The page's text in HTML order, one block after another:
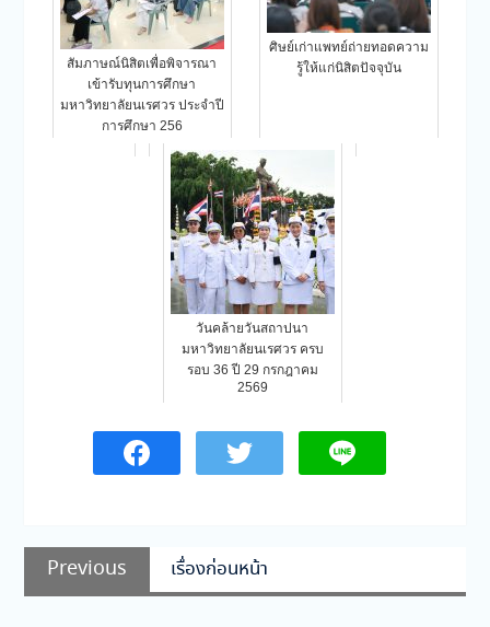
สัมภาษณ์นิสิตเพื่อพิจารณา
เข้ารับทุนการศึกษา
มหาวิทยาลัยนเรศวร ประจำปี
การศึกษา 256
ศิษย์เก่าแพทย์ถ่ายทอดความ
รู้ให้แก่นิสิตปัจจุบัน
วันคล้ายวันสถาปนา
มหาวิทยาลัยนเรศวร ครบ
รอบ 36 ปี 29 กรกฎาคม
2569
แนะแนว
เรื่อง
Previous
Previous
post:
เรื่องก่อนหน้า